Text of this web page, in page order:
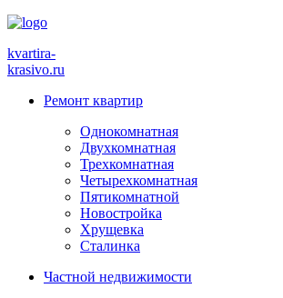
kvartira-
krasivo.ru
Ремонт квартир
Однокомнатная
Двухкомнатная
Трехкомнатная
Четырехкомнатная
Пятикомнатной
Новостройка
Хрущевка
Сталинка
Частной недвижимости